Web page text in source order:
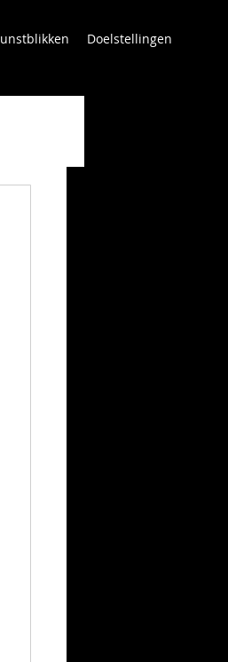
Doelstellingen